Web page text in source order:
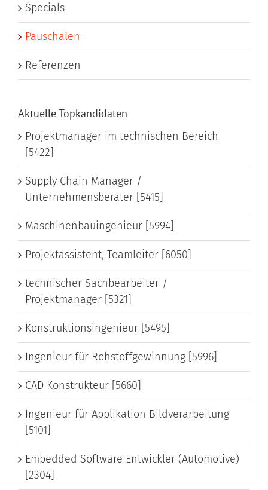
Specials
Pauschalen
Referenzen
Aktuelle Topkandidaten
Projektmanager im technischen Bereich
[5422]
Supply Chain Manager /
Unternehmensberater [5415]
Maschinenbauingenieur [5994]
Projektassistent, Teamleiter [6050]
technischer Sachbearbeiter /
Projektmanager [5321]
Konstruktionsingenieur [5495]
Ingenieur für Rohstoffgewinnung [5996]
CAD Konstrukteur [5660]
Ingenieur für Applikation Bildverarbeitung
[5101]
Embedded Software Entwickler (Automotive)
[2304]